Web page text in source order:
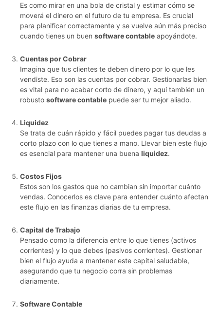
Es como mirar en una bola de cristal y estimar cómo se
moverá el dinero en el futuro de tu empresa. Es crucial
para planificar correctamente y se vuelve aún más preciso
cuando tienes un buen software contable apoyándote.
Cuentas por Cobrar
Imagina que tus clientes te deben dinero por lo que les
vendiste. Eso son las cuentas por cobrar. Gestionarlas bien
es vital para no acabar corto de dinero, y aquí también un
robusto software contable puede ser tu mejor aliado.
Liquidez
Se trata de cuán rápido y fácil puedes pagar tus deudas a
corto plazo con lo que tienes a mano. Llevar bien este flujo
es esencial para mantener una buena liquidez.
Costos Fijos
Estos son los gastos que no cambian sin importar cuánto
vendas. Conocerlos es clave para entender cuánto afectan
este flujo en las finanzas diarias de tu empresa.
Capital de Trabajo
Pensado como la diferencia entre lo que tienes (activos
corrientes) y lo que debes (pasivos corrientes). Gestionar
bien el flujo ayuda a mantener este capital saludable,
asegurando que tu negocio corra sin problemas
diariamente.
Software Contable